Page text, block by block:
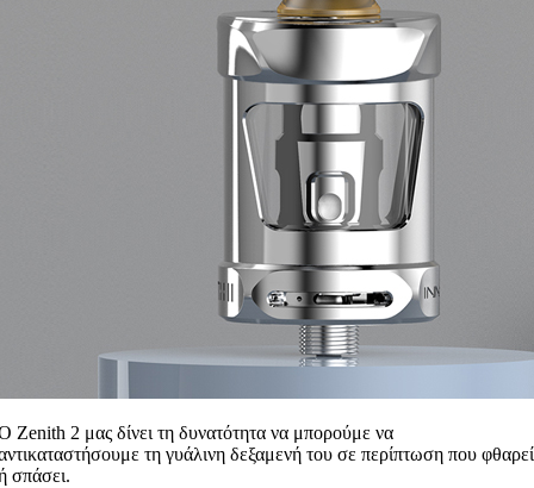
Zenith 2 μας δίνει τη δυνατότητα να μπορούμε να
τη γυάλινη δεξαμενή του σε περίπτωση που φθαρεί
σπάσει.